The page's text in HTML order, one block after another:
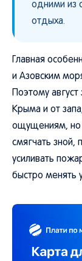
одними из
отдыха.
Главная
и Азовским
Поэтому
Крыма и от
ощущениям, но
смягчать зной,
усиливать
быстро менять